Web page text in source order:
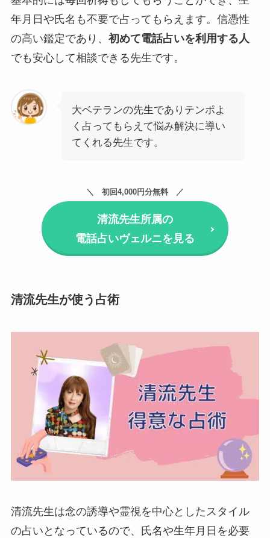
年月日や氏名も不要で占ってもらえます。信憑性
の高い鑑定であり、 初めて電話占いを利用する人
でも安心して相談できる先生です。
大ベテランの先生でありテンポよ
く占ってもらえて悩み解決に導い
てくれる先生です。
初回4,000円分無料
清流先生所属の
電話占いヴェルニを見る
清流先生が使う占術
清流先生は念の誘導や霊視を中心としたスタイル
の占いとなっているので、氏名や生年月日を必要